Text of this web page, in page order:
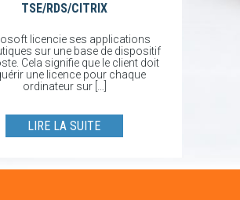
TSE/RDS/CITRIX
licencie ses applications
sur une base de dispositif
Cela signifie que le client doit
une licence pour chaque
ordinateur sur […]
LIRE LA SUITE